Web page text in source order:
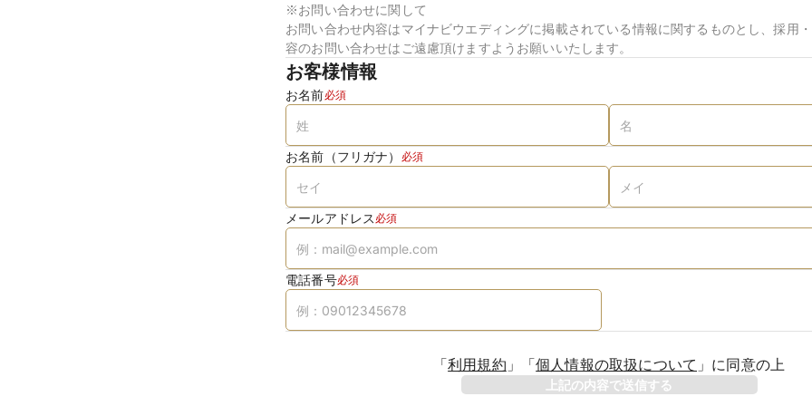
※お問い合わせに関して
お問い合わせ内容はマイナビウエディングに掲載されている情報に関するものとし、採用
容のお問い合わせはご遠慮頂けますようお願いいたします。
お客様情報
お名前必須
お名前（フリガナ） 必須
メールアドレス 必須
電話番号必須
「利用規約 」 「個人情報の取扱について 」 に同意の上
上記の内容で送信する